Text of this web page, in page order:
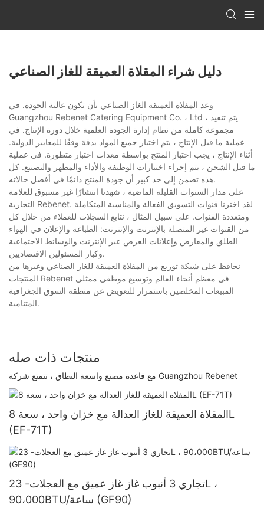
دليل شراء المقلاة العميقة للغاز الصناعي
وعد المقلاة العميقة الغاز الصناعي بأن تكون عالية الجودة. في
Guangzhou Rebenet Catering Equipment Co. ، Ltd ، يتم تنفيذ
مجموعة كاملة من نظام إدارة الجودة العلمية خلال دورة الإنتاج. في
عملية ما قبل الإنتاج ، يتم اختبار جميع المواد بدقة وفقًا للمعايير الدولية.
أثناء الإنتاج ، يجب اختبار المنتج بواسطة معدات اختبار متطورة. في عملية
ما قبل الشحن ، يتم إجراء اختبارات الوظيفة والأداء والمظهر والتصنيع. كل
هذه تضمن إلى حد كبير أن جودة المنتج دائمًا في أفضل حالاته.
على مدار السنوات القليلة الماضية ، شهدنا انتشارًا غير مسبوق للعلامة
التجارية Rebenet. لقد اخترنا قنوات التسويق الفعالة والمناسبة المتكاملة
ومتعددة القنوات. على سبيل المثال ، نتابع السجلات للعملاء من خلال كل
من القنوات غير المتصلة بالإنترنت والإنترنت: الطباعة والإعلان في الهواء
الطلق والمعارض وإعلانات العرض عبر الإنترنت والوسائط الاجتماعية
وكبار المسئولين الاقتصاديين.
نحافظ على شبكة توزيع من المقلاة العميقة للغاز الصناعي وغيرها من
المنتجات Rebenet في معظم أنحاء العالم وتوسيع موظفي ممثلي
المبيعات المخلصين باستمرار للتعويض عن منطقة السوق الجغرافية
المتنامية.
منتجات ذات صله
مع قاعدة مصنع واسعة النطاق ، تتمتع شركة Guangzhou Rebenet
المقلاة العميقة للغاز العدالة مع خزان واحد ، سعة 8L
(EF-71T)
تجاري 3 أنبوب غاز غاز عميق مع العجلات- 23L ،
90،000BTU/ساعة (GF90)